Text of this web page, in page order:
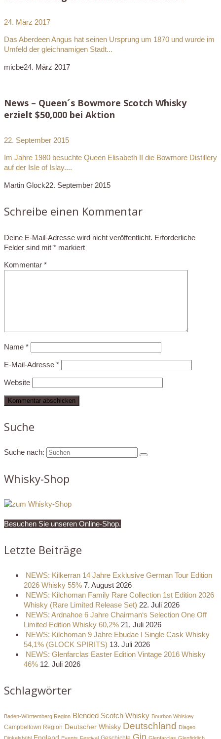
24. März 2017
Das Aberdeen Angus hat seinen Ursprung um 1870 und wurde im
Umfeld der gleichnamigen Stadt...
micbe24. März 2017
News – Queen´s Bowmore Scotch Whisky
erzielt $50,000 bei Aktion
22. September 2015
Im Jahre 1980 besuchte Queen Elisabeth II die Bowmore Distillery
auf der Isle of Islay....
Martin Glock22. September 2015
Schreibe einen Kommentar
Deine E-Mail-Adresse wird nicht veröffentlicht. Erforderliche
Felder sind mit * markiert
Kommentar *
Name *
E-Mail-Adresse *
Website
Suche
Suche nach:
Whisky-Shop
Besuchen Sie unseren Online-Shop.
Letzte Beiträge
NEWS: Kilkerran 14 Jahre Exklusive German Tour Edition
2026 Whisky 55% 7. August 2026
NEWS: Kilchoman Family Rare Collection 1st Edition 2026
Whisky (Rare Limited Release Set) 22. Juli 2026
NEWS: Ardnahoe 6 Jahre Chairman‘s Selection One Off
Limited Edition Whisky 60,2% 21. Juli 2026
NEWS: Kilchoman 9 Jahre Ebudae I Single Cask Whisky
54,1% (GLOCK SPIRITS) 13. Juli 2026
NEWS: Glenfarclas Easter Edition Vintage 2016 Whisky
46% 12. Juli 2026
Schlagwörter
Baden-Württemberg Region Blended Scotch Whisky Bourbon Whiskey
Campbeltown Region Deutscher Whisky Deutschland Diageo
Gin